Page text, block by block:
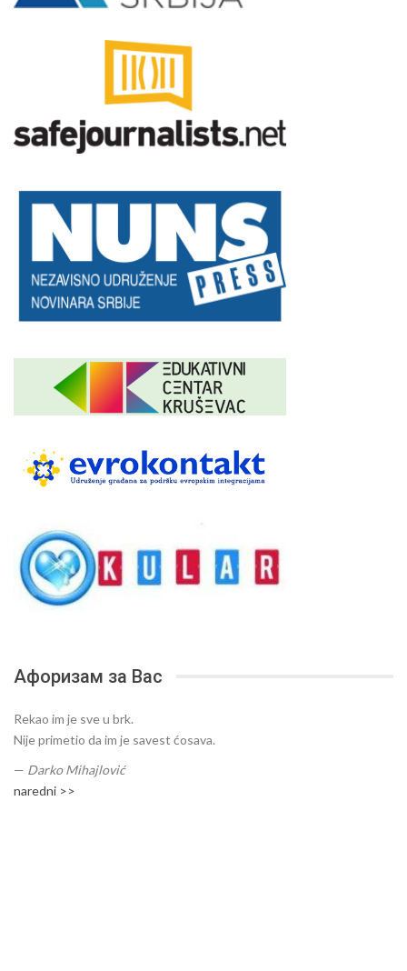
Афоризам за Вас
Rekao im je sve u brk.
Nije primetio da im je savest ćosava.
— Darko Mihajlović
naredni >>